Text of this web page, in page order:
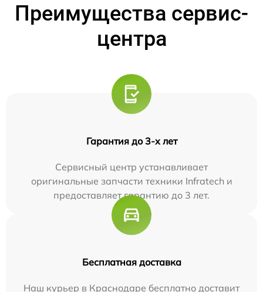
Преимущества сервис-
центра
Гарантия до 3-х лет
Сервисный центр устанавливает
оригинальные запчасти техники Infratech и
предоставляет гарантию до 3 лет.
Бесплатная доставка
Наш курьер в Краснодаре бесплатно доставит